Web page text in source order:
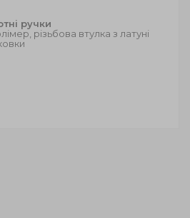
ручки
різьбова втулка з латуні